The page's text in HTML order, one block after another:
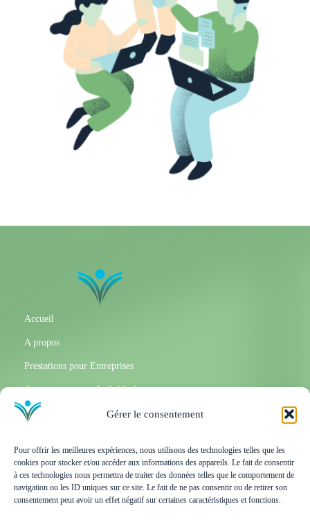
Gérer le consentement
Pour offrir les meilleures expériences, nous utilisons des technologies telles que les
cookies pour stocker et/ou accéder aux informations des appareils. Le fait de consentir
à ces technologies nous permettra de traiter des données telles que le comportement de
navigation ou les ID uniques sur ce site. Le fait de ne pas consentir ou de retirer son
consentement peut avoir un effet négatif sur certaines caractéristiques et fonctions.
Accueil
A propos
Prestations pour Entreprises
Accompagnement Individuel
Partenaires
Politique de confidentialité
Politique de cookies
Nous contacter